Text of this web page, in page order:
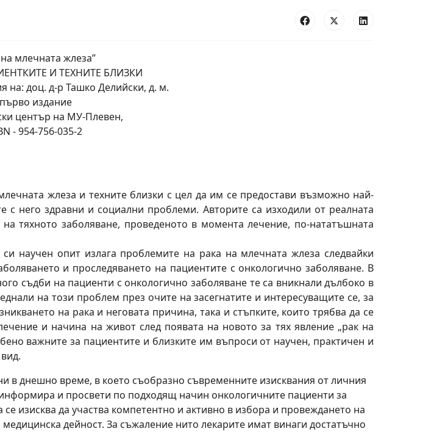
млечната жлеза”
И ТЕХНИТЕ БЛИЗКИ
на: доц. д-р Ташко Делийски, д. м.
първо издание
център на МУ-Плевен,
- 954-756-035-2
жлеза и техните близки с цел да им се предостави възможно най-
него здравни и социални проблеми. Авторите са изходили от реалната
тяхното заболяване, проведеното в момента лечение, по-нататъшната
научен опит излага проблемите на рака на млечната жлеза следвайки
и проследяването на пациентите с онкологично заболяване. В
съдби на пациенти с онкологично заболяване те са вникнали дълбоко в
на този проблем през очите на засегнатите и интересуващите се, за
на рака и неговата причина, така и стъпките, които трябва да се
и начина на живот след появата на новото за тях явление „рак на
важните за пациентите и близките им въпроси от научен, практичен и
в днешно време, в което съобразно съвременните изисквания от личния
и просвети по подходящ начин онкологичните пациенти за
изисква да участва компетентно и активно в избора и провеждането на
дейност. За съжаление нито лекарите имат винаги достатъчно